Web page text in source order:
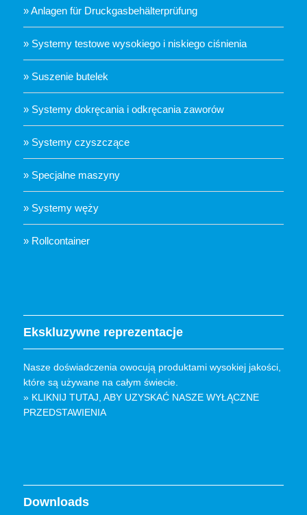
» Anlagen für Druckgasbehälterprüfung
» Systemy testowe wysokiego i niskiego ciśnienia
» Suszenie butelek
» Systemy dokręcania i odkręcania zaworów
» Systemy czyszczące
» Specjalne maszyny
» Systemy węży
» Rollcontainer
Ekskluzywne reprezentacje
Nasze doświadczenia owocują produktami wysokiej jakości,
które są używane na całym świecie.
» KLIKNIJ TUTAJ, ABY UZYSKAĆ ​​NASZE WYŁĄCZNE
PRZEDSTAWIENIA
Downloads